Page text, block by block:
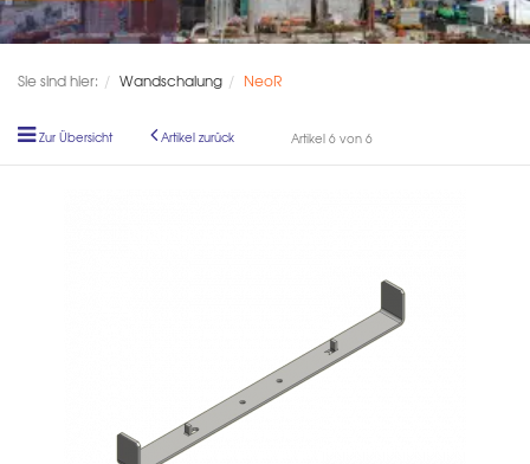
Sie sind hier: Wandschalung NeoR
Zur Übersicht Artikel zurück Artikel 6 von 6